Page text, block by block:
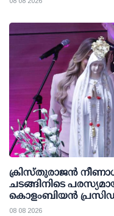
ക്രിസ്തുരാജൻ
ചടങ്ങിനിടെ
കൊളംബിയൻ
08 08 2026